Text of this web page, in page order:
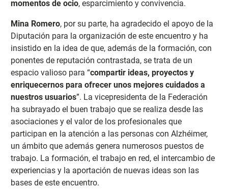
momentos de ocio, esparcimiento y convivencia.
Mina Romero, por su parte, ha agradecido el apoyo de la
Diputación para la organización de este encuentro y ha
insistido en la idea de que, además de la formación, con
ponentes de reputación contrastada, se trata de un
espacio valioso para “compartir ideas, proyectos y
enriquecernos para ofrecer unos mejores cuidados a
nuestros usuarios”. La vicepresidenta de la Federación
ha subrayado el buen trabajo que se realiza desde las
asociaciones y el valor de los profesionales que
participan en la atención a las personas con Alzhéimer,
un ámbito que además genera numerosos puestos de
trabajo. La formación, el trabajo en red, el intercambio de
experiencias y la aportación de nuevas ideas son las
bases de este encuentro.